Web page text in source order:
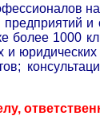
более 1000